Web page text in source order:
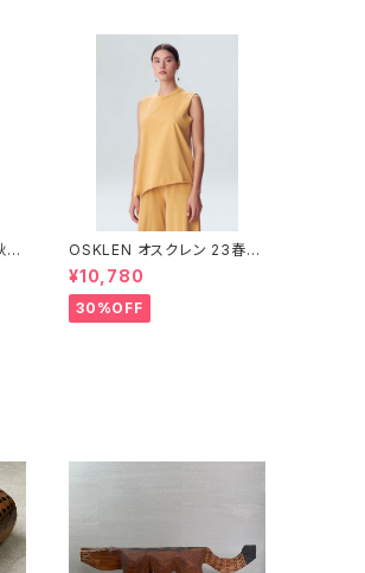
OSKLEN オスクレン 23春夏
トップス 1027-67292
¥10,780
30%OFF